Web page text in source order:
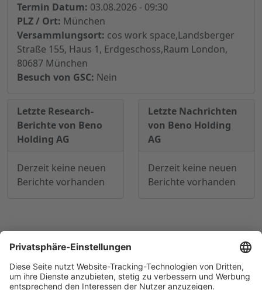
Termin Datum: 03.08.2026 - 09:30
PLZ / Ort: München
Versammlungsort: cos work space,Landsberger
Straße 155, Haus 1, Erdgeschoss,Raum London,
80687 München
Besuch von GSC: Nein
Letzte Research-
Berichte von Beno
Holding AG
Derzeit keine neuen
Berichte vorhanden
Letzte Nachrichten
von Beno Holding
AG
Derzeit keine neuen
Berichte vorhanden
© 1998-2026by GSC Research GmbH
Datenschutz